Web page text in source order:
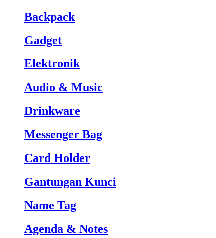
Backpack
Gadget
Elektronik
Audio & Music
Drinkware
Messenger Bag
Card Holder
Gantungan Kunci
Name Tag
Agenda & Notes